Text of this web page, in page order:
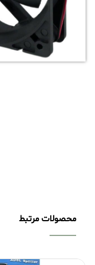
محصولات مرتبط